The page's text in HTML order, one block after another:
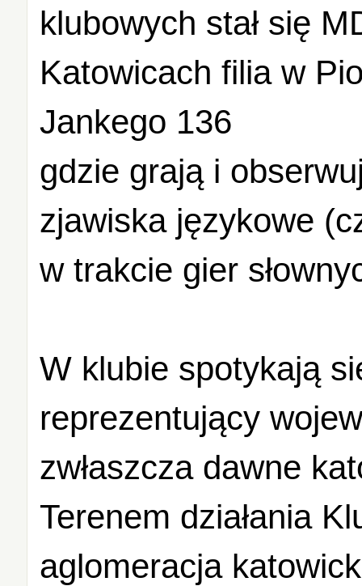
klubowych stał się
Katowicach filia w
Jankego 136
gdzie grają i
zjawiska językowe
w trakcie gier
W klubie spotykają
reprezentujący
zwłaszcza dawne
Terenem działania
aglomeracja